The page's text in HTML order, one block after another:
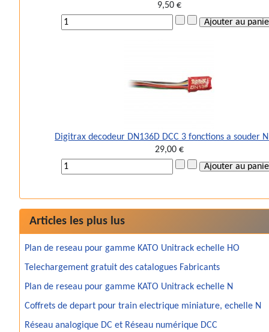
9,50 €
Digitrax decodeur DN136D DCC 3 fonctions a souder
29,00 €
Articles les plus lus
Plan de reseau pour gamme KATO Unitrack echelle HO
Telechargement gratuit des catalogues Fabricants
Plan de reseau pour gamme KATO Unitrack echelle N
Coffrets de depart pour train electrique miniature, echelle N
Réseau analogique DC et Réseau numérique DCC